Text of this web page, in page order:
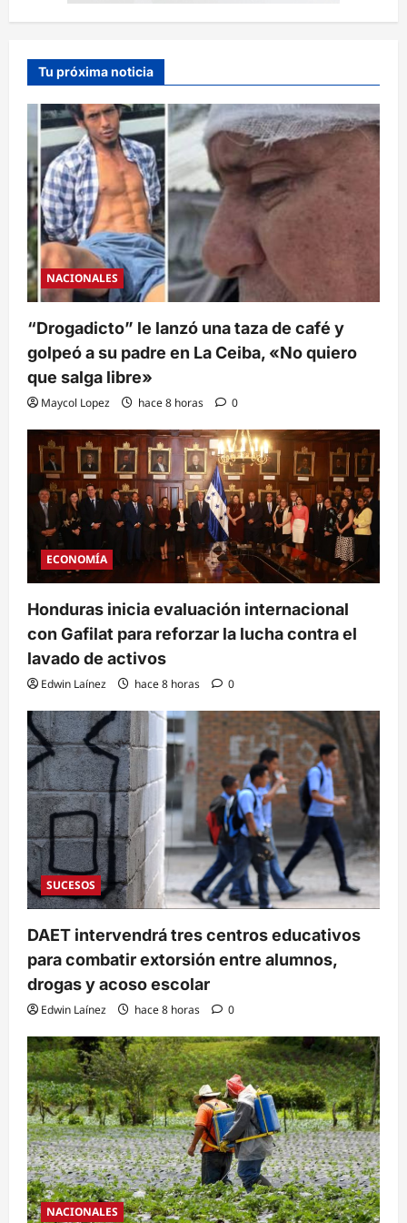
Tu próxima noticia
NACIONALES
“Drogadicto” le lanzó una taza de café y
golpeó a su padre en La Ceiba, «No quiero
que salga libre»
Maycol Lopez hace 8 horas 0
ECONOMÍA
Honduras inicia evaluación internacional
con Gafilat para reforzar la lucha contra el
lavado de activos
Edwin Laínez hace 8 horas 0
SUCESOS
DAET intervendrá tres centros educativos
para combatir extorsión entre alumnos,
drogas y acoso escolar
Edwin Laínez hace 8 horas 0
NACIONALES